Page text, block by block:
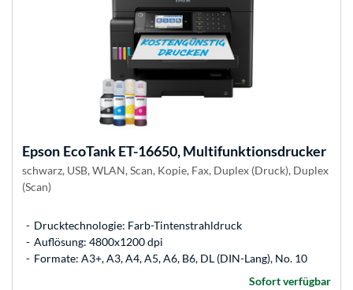
Epson EcoTank ET-16650, Multifunktionsdrucker
schwarz, USB, WLAN, Scan, Kopie, Fax, Duplex (Druck), Duplex
(Scan)
Drucktechnologie: Farb-Tintenstrahldruck
Auflösung: 4800x1200 dpi
Formate: A3+, A3, A4, A5, A6, B6, DL (DIN-Lang), No. 10
Sofort verfügbar